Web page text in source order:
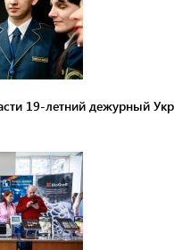
19-летний дежурный